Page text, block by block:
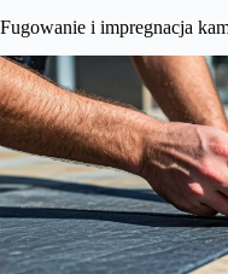
Fugowanie i impregnacja